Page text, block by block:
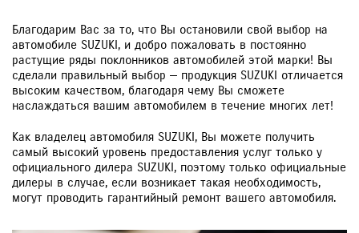
ЗАКАЗАТЬ ЗВОНОК
Благодарим Вас за то, что Вы остановили свой выбор на
автомобиле SUZUKI, и добро пожаловать в постоянно
растущие ряды поклонников автомобилей этой марки! Вы
сделали правильный выбор — продукция SUZUKI отличается
высоким качеством, благодаря чему Вы сможете
наслаждаться вашим автомобилем в течение многих лет!
Как владелец автомобиля SUZUKI, Вы можете получить
самый высокий уровень предоставления услуг только у
официального дилера SUZUKI, поэтому только официальные
дилеры в случае, если возникает такая необходимость,
могут проводить гарантийный ремонт вашего автомобиля.